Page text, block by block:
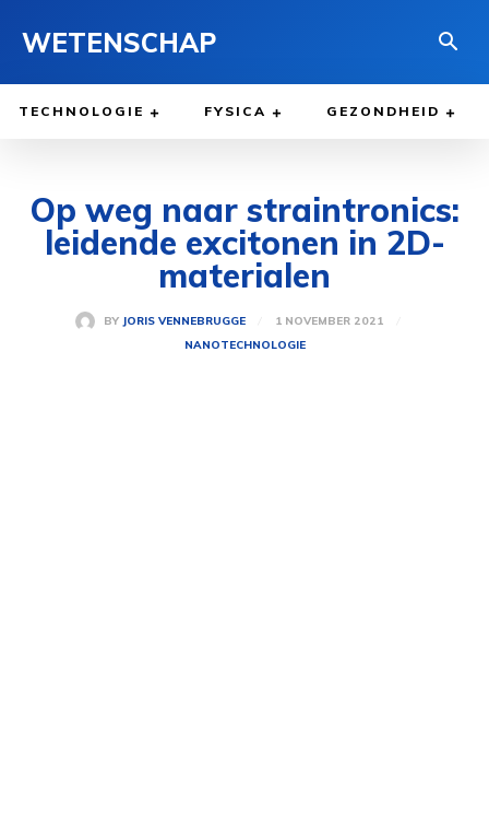
WETENSCHAP
TECHNOLOGIE FYSICA GEZONDHEID
Op weg naar straintronics:
leidende excitonen in 2D-
materialen
BY JORIS VENNEBRUGGE
1 NOVEMBER 2021
NANOTECHNOLOGIE